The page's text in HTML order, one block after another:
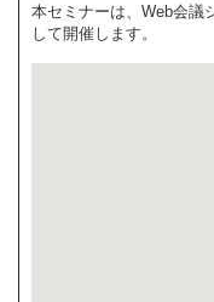
本セミナーは、Web会議
して開催します。